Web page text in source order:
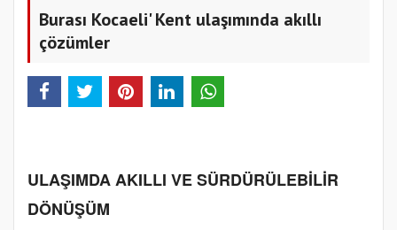
Burası Kocaeli' Kent ulaşımında akıllı
çözümler
ULAŞIMDA AKILLI VE SÜRDÜRÜLEBİLİR
DÖNÜŞÜM